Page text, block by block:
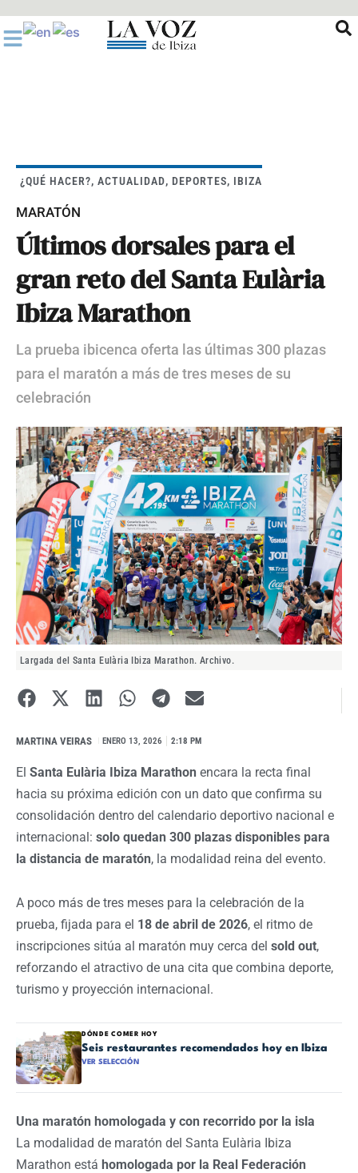
al
contenido
¿QUÉ HACER?, ACTUALIDAD, DEPORTES, IBIZA
MARATÓN
Últimos dorsales para el
gran reto del Santa Eulària
Ibiza Marathon
La prueba ibicenca oferta las últimas 300 plazas
para el maratón a más de tres meses de su
celebración
Largada del Santa Eulària Ibiza Marathon. Archivo.
MARTINA VEIRAS ENERO 13, 2026 2:18 PM
El Santa Eulària Ibiza Marathon encara la recta final
hacia su próxima edición con un dato que confirma su
consolidación dentro del calendario deportivo nacional e
internacional: solo quedan 300 plazas disponibles para
la distancia de maratón, la modalidad reina del evento.
A poco más de tres meses para la celebración de la
prueba, fijada para el 18 de abril de 2026, el ritmo de
inscripciones sitúa al maratón muy cerca del sold out,
reforzando el atractivo de una cita que combina deporte,
turismo y proyección internacional.
DÓNDE COMER HOY
Seis restaurantes recomendados hoy en Ibiza
VER SELECCIÓN
Una maratón homologada y con recorrido por la isla
La modalidad de maratón del Santa Eulària Ibiza
Marathon está homologada por la Real Federación